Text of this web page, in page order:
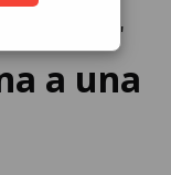
a una